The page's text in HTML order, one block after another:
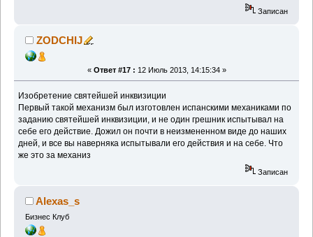
Записан
ZODCHIJ
« Ответ #17 : 12 Июль 2013, 14:15:34 »
Изобретение святейшей инквизиции
Первый такой механизм был изготовлен испанскими механиками по
заданию святейшей инквизиции, и не один грешник испытывал на
себе его действие. Дожил он почти в неизмененном виде до наших
дней, и все вы наверняка испытывали его действия и на себе. Что
же это за механиз
Записан
Alexas_s
Бизнес Клуб